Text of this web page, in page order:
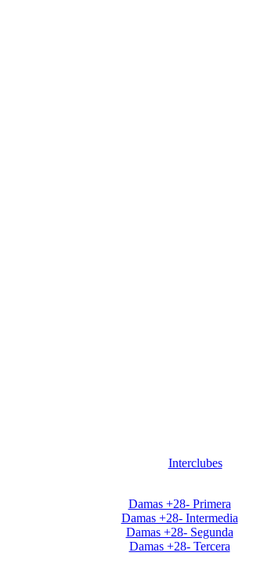
Interclubes
Damas +28- Primera
Damas +28- Intermedia
Damas +28- Segunda
Damas +28- Tercera